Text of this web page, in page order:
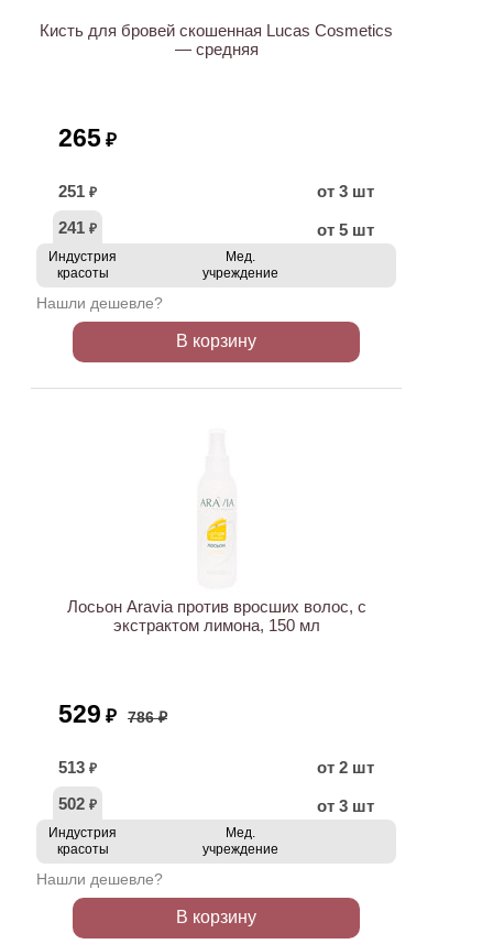
Кисть для бровей скошенная Lucas Cosmetics
— средняя
265 ₽
251 ₽
от 3 шт
241 ₽ от 5 шт
Индустрия
красоты
Мед.
учреждение
Нашли дешевле?
В корзину
Лосьон Aravia против вросших волос, с
экстрактом лимона, 150 мл
529 ₽ 786 ₽
513 ₽
от 2 шт
502 ₽ от 3 шт
Индустрия
красоты
Мед.
учреждение
Нашли дешевле?
В корзину